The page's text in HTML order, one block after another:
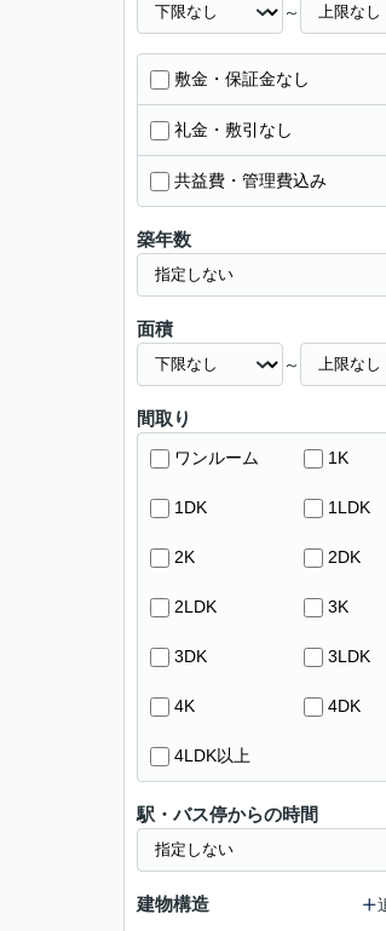
～
敷金・保証金なし
礼金・敷引なし
共益費・管理費込み
築年数
面積
～
間取り
ワンルーム 1K
1DK 1LDK
2K 2DK
2LDK 3K
3DK 3LDK
4K 4DK
4LDK以上
駅・バス停からの時間
建物構造